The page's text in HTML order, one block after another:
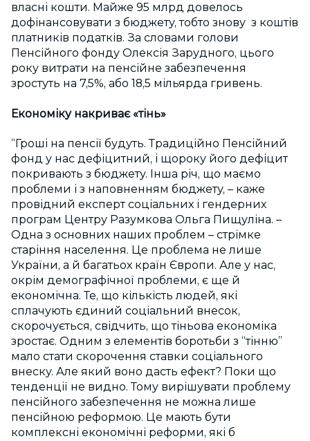
власні кошти. Майже 95 млрд довелось
дофінансовувати з бюджету, тобто знову з коштів
платників податків. За словами голови
Пенсійного фонду Олексія Зарудного, цього
року витрати на пенсійне забезпечення
зростуть на 7,5%, або 18,5 мільярда гривень.
Економіку накриває «тінь»
“Гроші на пенсії будуть. Традиційно Пенсійний
фонд у нас дефіцитний, і щороку його дефіцит
покривають з бюджету. Інша річ, що маємо
проблеми і з наповненням бюджету, – каже
провідний експерт соціальних і гендерних
програм Центру Разумкова Ольга Пищуліна. –
Одна з основних наших проблем – стрімке
старіння населення. Це проблема не лише
України, а й багатьох країн Європи. Але у нас,
окрім демографічної проблеми, є ще й
економічна. Те, що кількість людей, які
сплачують єдиний соціальний внесок,
скорочується, свідчить, що тіньова економіка
зростає. Одним з елементів боротьби з “тінню”
мало стати скорочення ставки соціального
внеску. Але який воно дасть ефект? Поки що
тенденції не видно. Тому вирішувати проблему
пенсійного забезпечення не можна лише
пенсійною реформою. Це мають бути
комплексні економічні реформи, які б